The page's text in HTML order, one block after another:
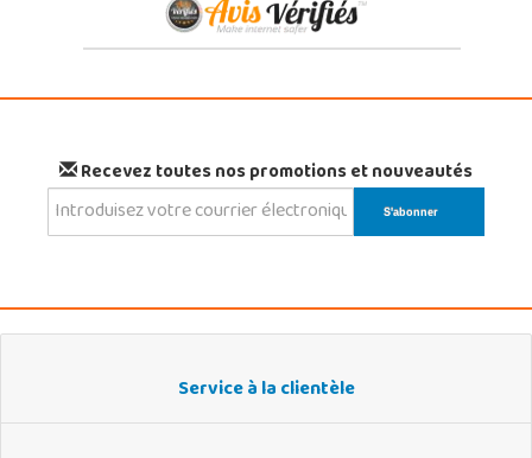
Recevez toutes nos promotions et nouveautés
Service à la clientèle